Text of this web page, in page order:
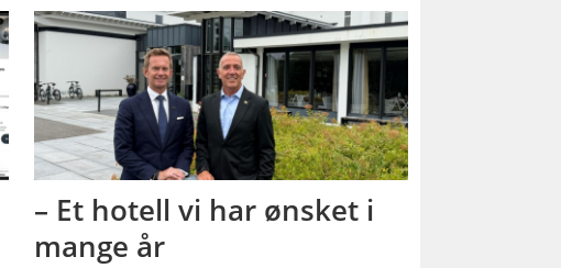
– Et hotell vi har ønsket i
mange år